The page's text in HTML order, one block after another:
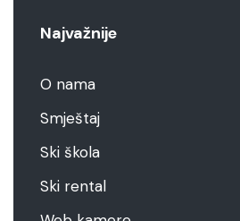
Najvažnije
O nama
Smještaj
Ski škola
Ski rental